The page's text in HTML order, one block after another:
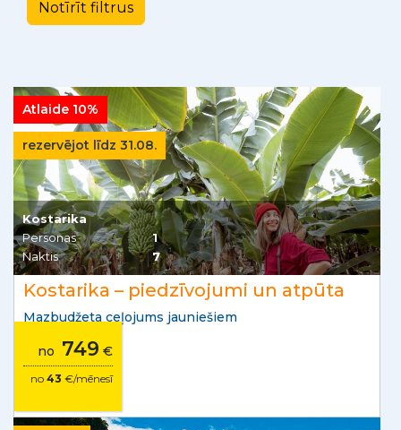
Atlaide 10%
rezervējot līdz 31.08.
Kostarika
Personas
1
Naktis
7
Kostarika – piedzīvojumi un atpūta
Mazbudžeta ceļojums jauniešiem
no 749 €
no 43 €/mēnesī